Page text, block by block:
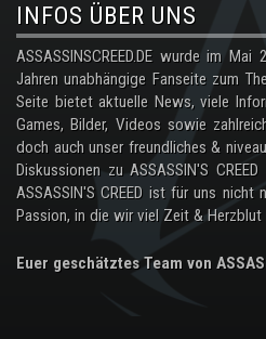
INFOS ÜBER UNS
ASSASSINSCREED.DE wurde im
Jahren unabhängige Fanseite zum
Seite bietet aktuelle News, viele
Games, Bilder, Videos sowie
doch auch unser freundliches &
Diskussionen zu ASSASSIN'S
ASSASSIN'S CREED ist für uns
Passion, in die wir viel Zeit & Herzblut
Euer geschätztes Team von